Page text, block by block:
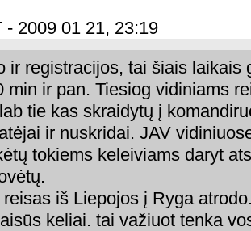
- 2009 01 21, 23:19
ir registracijos, tai šiais laikais
min ir pan. Tiesiog vidiniams
tie kas skraidytų į
ir nuskridai. JAV
tokiems keleiviams daryt
iš Liepojos į Ryga
keliai. tai važiuot tenka